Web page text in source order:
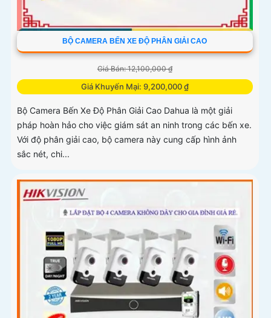
BỘ CAMERA BẾN XE ĐỘ PHÂN GIẢI CAO
Giá Bán: 12,100,000 ₫
Giá Khuyến Mại: 9,200,000 ₫
Bộ Camera Bến Xe Độ Phân Giải Cao Dahua là một giải
pháp hoàn hảo cho việc giám sát an ninh trong các bến xe.
Với độ phân giải cao, bộ camera này cung cấp hình ảnh
sắc nét, chi...